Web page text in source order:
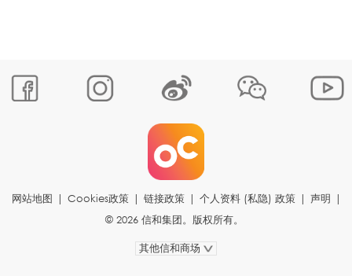
网站地图 | Cookies政策 | 链接政策 | 个人资料 (私隐) 政策 | 声明 |
© 2026 信和集团。版权所有。
其他信和商场